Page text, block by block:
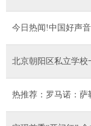
今日热闻!中国好声
北京朝阳区私立学校
热推荐：罗马诺：萨